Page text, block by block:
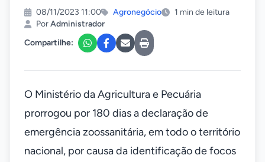
08/11/2023 11:00 Agronegócio
1 min de leitura
PorAdministrador
Compartilhe:
O Ministério da Agricultura e Pecuária
prorrogou por 180 dias a declaração de
emergência zoossanitária, em todo o território
nacional, por causa da identificação de focos